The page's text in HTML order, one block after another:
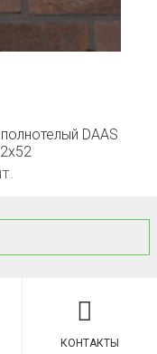
DAAS
КОНТАКТЫ